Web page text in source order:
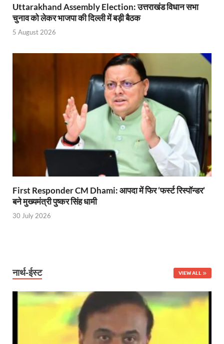
Kashi Volleyball Mahakumbh: काशी में होगा
National Highway Project: मुख्यमंत्री राज्य की
Khelo India Tribes Games: देश में पहली बार हो रहे
CM Yogi Review Meeting: राजस्व के सभी मामलों का
छत्तीसगढ़ को मिला खेलो इंडिया ट्राइबल गेम्स, 14 फरवरी
Shikayat Se Samadhan: एक ही मंच पर जनता को मिला
CM Pushkar Singh Dhami: मुख्यमंत्री ने ‘जन-जन की
Bullet Train Date: बुलेट ट्रेन की आ गई तारीख कब
UP Police Recruitments: साल के आखिरी दिन युवाओं
UP Tourism: योगी सरकार के प्रयास से सनातन का
Kuldeep Singh Sengar: CJI की अध्यक्षता वाली बेंच
Kunda Raja Bhaiya: राजा भैया को मिला 1.5 करोड का
Uttarakhand Assembly Election: उत्तराखंड विधान सभा
चुनाव को लेकर भाजपा की दिल्ली में बड़ी बैठक
5 August 2026
First Responder CM Dhami: आपदा में फिर ‘फर्स्ट रिस्पॉन्डर’
बने मुख्यमंत्री पुष्कर सिंह धामी
30 July 2026
नार्थ-ईस्ट VIEW ALL